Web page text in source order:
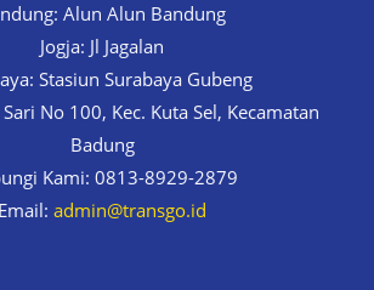
Alun Alun Bandung
Jogja: Jl Jagalan
Stasiun Surabaya Gubeng
No 100, Kec. Kuta Sel, Kecamatan
Badung
Kami: 0813-8929-2879
Email: admin@transgo.id